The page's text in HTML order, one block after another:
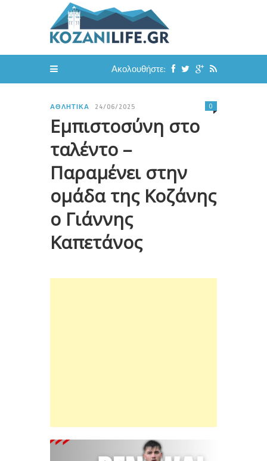
Ακολουθήστε:
ΑΘΛΗΤΙΚΆ 24/06/2025
Εμπιστοσύνη στο
ταλέντο –
Παραμένει στην
ομάδα της Κοζάνης
ο Γιάννης
Καπετάνος
0